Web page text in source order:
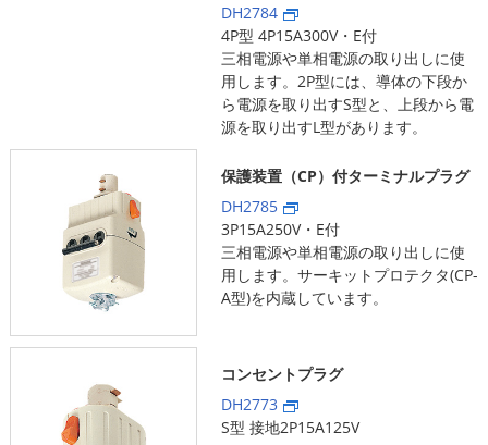
DH2784
4P型 4P15A300V・E付
三相電源や単相電源の取り出しに使
用します。2P型には、導体の下段か
ら電源を取り出すS型と、上段から電
源を取り出すL型があります。
保護装置（CP）付ターミナルプラグ
DH2785
3P15A250V・E付
三相電源や単相電源の取り出しに使
用します。サーキットプロテクタ(CP-
A型)を内蔵しています。
コンセントプラグ
DH2773
S型 接地2P15A125V